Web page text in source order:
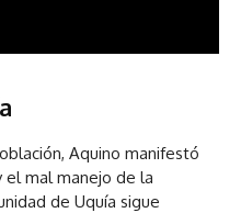
Aquino manifestó
el mal manejo de la
de Uquía sigue